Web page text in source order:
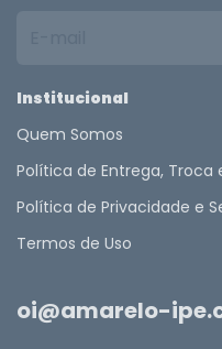
Institucional
Quem Somos
Política de Entrega, Troca
Política de Privacidade e
Termos de Uso
oi@amarelo-